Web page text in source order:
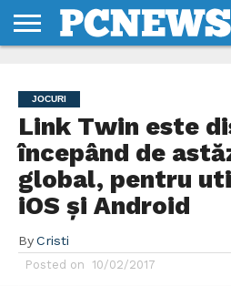
NOI
SI
CONDITII
JOCURI
Link Twin este
începând de
global, pentru
iOS și Android
By Cristi
Posted on 10/02/2017